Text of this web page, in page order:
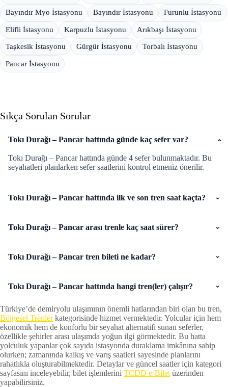
Bayındır Myo İstasyonu Bayındır İstasyonu Furunlu İstasyonu
Elifli İstasyonu Karpuzlu İstasyonu Arıkbaşı İstasyonu
Taşkesik İstasyonu Gürgür İstasyonu Torbalı İstasyonu
Pancar İstasyonu
Sıkça Sorulan Sorular
Tokı Durağı – Pancar hattında günde kaç sefer var?
Tokı Durağı – Pancar hattında günde 4 sefer bulunmaktadır. Bu
seyahatleri planlarken sefer saatlerini kontrol etmeniz önerilir.
Tokı Durağı – Pancar hattında ilk ve son tren saat kaçta?
Tokı Durağı – Pancar arası trenle kaç saat sürer?
Tokı Durağı – Pancar tren bileti ne kadar?
Tokı Durağı – Pancar hattında hangi tren(ler) çalışır?
Türkiye’de demiryolu ulaşımının önemli hatlarından biri olan bu tren,
Bölgesel Trenlerkategorisinde hizmet vermektedir. Yolcular için hem
ekonomik hem de konforlu bir seyahat alternatifi sunan seferler,
özellikle şehirler arası ulaşımda yoğun ilgi görmektedir. Bu hatta
yolculuk yapanlar çok sayıda istasyonda duraklama imkânına sahip
olurken; zamanında kalkış ve varış saatleri sayesinde planlarını
rahatlıkla oluşturabilmektedir. Detaylar ve güncel saatler için kategori
sayfasını inceleyebilir, bilet işlemlerini TCDD e-Bilet üzerinden
yapabilirsiniz.